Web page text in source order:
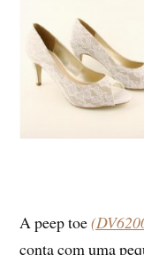
A peep toe
conta com uma